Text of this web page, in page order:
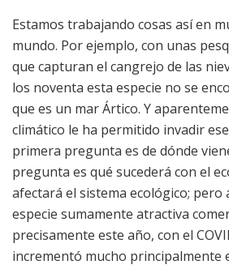
Estamos trabajando cosas así en
mundo. Por ejemplo, con unas
que capturan el cangrejo de las
los noventa esta especie no se
que es un mar Ártico. Y
climático le ha permitido invadir
primera pregunta es de dónde
pregunta es qué sucederá con el
afectará el sistema ecológico; pero
especie sumamente atractiva
precisamente este año, con el
incrementó mucho principalmente